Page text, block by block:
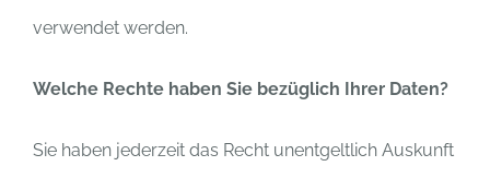
verwendet werden.
Welche Rechte haben Sie bezüglich Ihrer Daten?
Sie haben jederzeit das Recht unentgeltlich Auskunft